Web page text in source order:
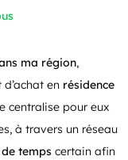
ma région,
en résidence
centralise pour eux
à travers un réseau
temps certain afin